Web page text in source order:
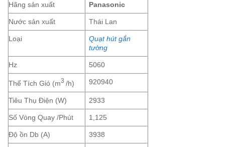
Hãng sản xuất Panasonic
Nước sản xuất Thái Lan
Loại
Quạt hút gắn
tường
Hz 5060
Thể Tích Gió (m3 /h) 920940
Tiêu Thụ Điện (W) 2933
Số Vòng Quay /Phút 1,125
Độ ồn Db (A) 3938